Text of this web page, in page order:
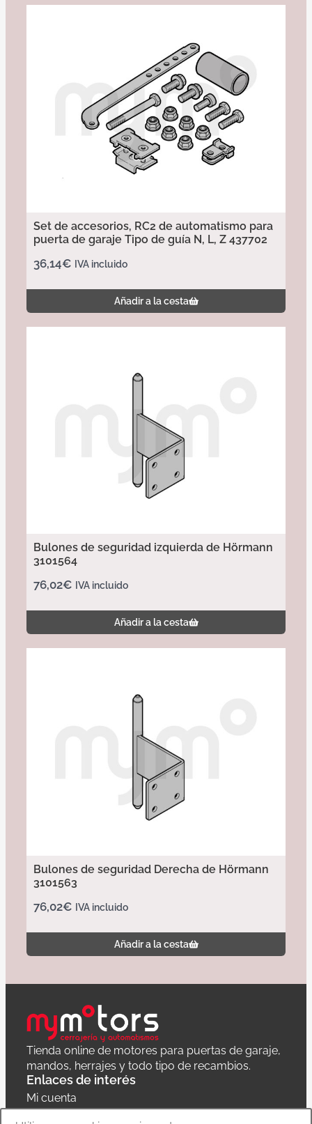
Set de accesorios, RC2 de automatismo para
puerta de garaje Tipo de guía N, L, Z 437702
36,14€ IVA incluido
Añadir a la cesta
Bulones de seguridad izquierda de Hörmann
3101564
76,02€ IVA incluido
Añadir a la cesta
Bulones de seguridad Derecha de Hörmann
3101563
76,02€ IVA incluido
Añadir a la cesta
Tienda online de motores para puertas de garaje,
mandos, herrajes y todo tipo de recambios.
Enlaces de interés
Mi cuenta